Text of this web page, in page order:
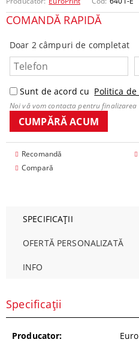
COMANDĂ RAPIDĂ
Doar 2 câmpuri de completat
Sunt de acord cu Politica
Noi vă vom contacta pentru finalizarea
Recomandă
Compară
SPECIFICAȚII
OFERTĂ PERSONALIZATĂ
INFO
Specificații
Producator: